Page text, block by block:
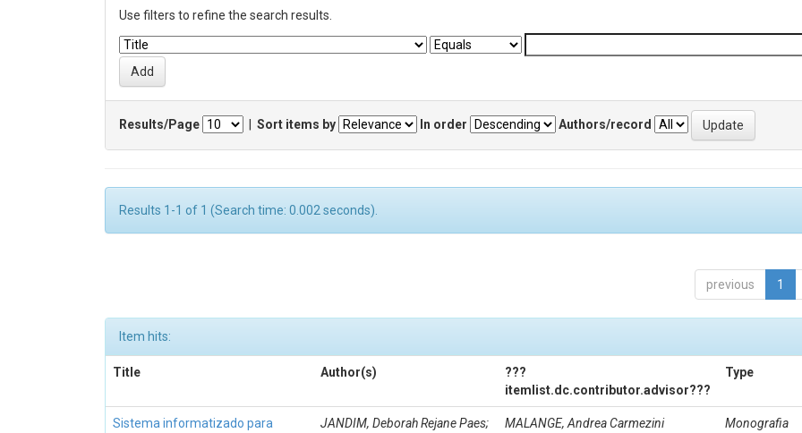
Use filters to refine the search results.
Results/Page Sort items by In order Authors/record
Results 1-1 of 1 (Search time: 0.002 seconds).
previous 1
Item hits:
Title Author(s)
???
itemlist.dc.contributor.advisor???
Type
Sistema informatizado para
JANDIM, Deborah Rejane Paes;
MALANGE, Andrea Carmezini Monografia